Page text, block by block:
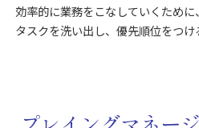
効率的に業務をこなしていくため
タスクを洗い出し、優先順位をつけ